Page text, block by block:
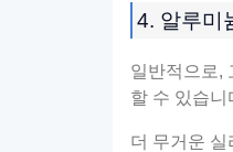
4. 알루미
일반적으로,
할 수 있습니
더 무거운